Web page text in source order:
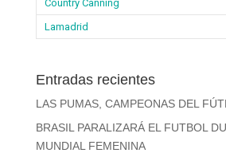
Country Canning
Lamadrid
Entradas recientes
LAS PUMAS, CAMPEONAS DEL
BRASIL PARALIZARÁ EL FUTBOL
MUNDIAL FEMENINA